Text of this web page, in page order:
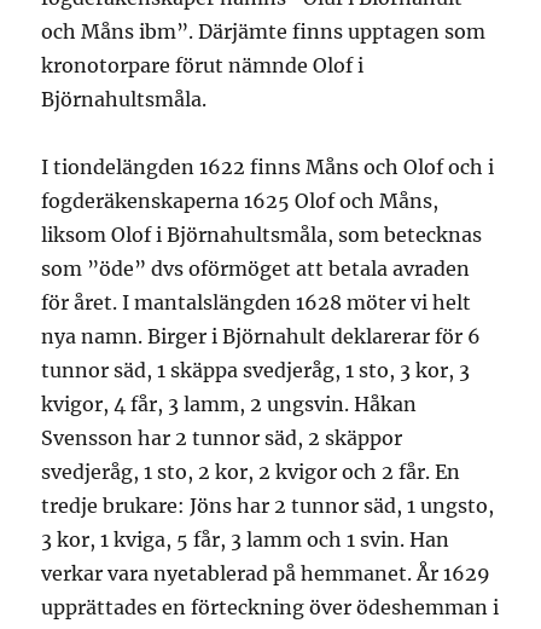
och Måns ibm”. Därjämte finns upptagen som
kronotorpare förut nämnde Olof i
Björnahultsmåla.
I tiondelängden 1622 finns Måns och Olof och i
fogderäkenskaperna 1625 Olof och Måns,
liksom Olof i Björnahultsmåla, som betecknas
som ”öde” dvs oförmöget att betala avraden
för året. I mantalslängden 1628 möter vi helt
nya namn. Birger i Björnahult deklarerar för 6
tunnor säd, 1 skäppa svedjeråg, 1 sto, 3 kor, 3
kvigor, 4 får, 3 lamm, 2 ungsvin. Håkan
Svensson har 2 tunnor säd, 2 skäppor
svedjeråg, 1 sto, 2 kor, 2 kvigor och 2 får. En
tredje brukare: Jöns har 2 tunnor säd, 1 ungsto,
3 kor, 1 kviga, 5 får, 3 lamm och 1 svin. Han
verkar vara nyetablerad på hemmanet. År 1629
upprättades en förteckning över ödeshemman i